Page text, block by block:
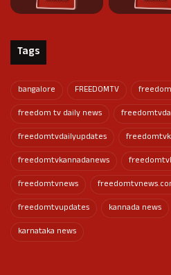
Tags
bangalore FREEDOMTV
freedom tv daily news
freedomtvdailyupdates
freedomtvkannadanews
freedomtvnews
freedomtvupdates
kannada news
karnataka news